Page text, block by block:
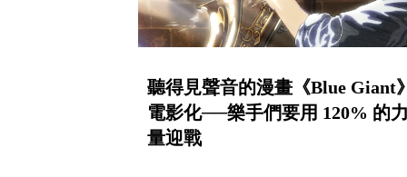
聽得見聲音的漫畫《Blue Giant
電影化──樂手們要用 120% 的
量迎戰